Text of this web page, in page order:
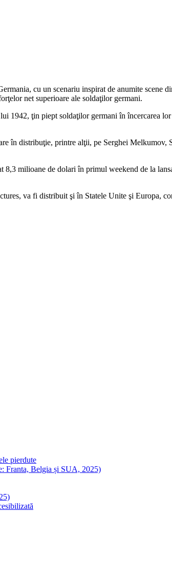
cu un scenariu inspirat de anumite scene
net superioare ale soldaţilor germani.
1942, ţin piept soldaţilor germani în încercarea
în distribuţie, printre alţii, pe Serghei Melkumov,
milioane de dolari în primul weekend de la
va fi distribuit şi în Statele Unite şi Europa,
pierdute
Franta, Belgia și SUA, 2025)